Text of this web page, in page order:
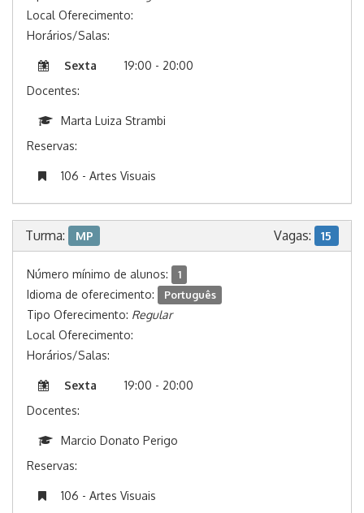
Local Oferecimento:
Horários/Salas:
Sexta
19:00 - 20:00
Docentes:
Marta Luiza Strambi
Reservas:
106 - Artes Visuais
Turma: MP Vagas: 15
Número mínimo de alunos: 1
Idioma de oferecimento: Português
Tipo Oferecimento: Regular
Local Oferecimento:
Horários/Salas:
Sexta
19:00 - 20:00
Docentes:
Marcio Donato Perigo
Reservas:
106 - Artes Visuais